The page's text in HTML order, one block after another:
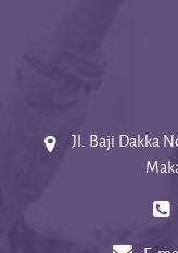
Jl. Baji Dakka